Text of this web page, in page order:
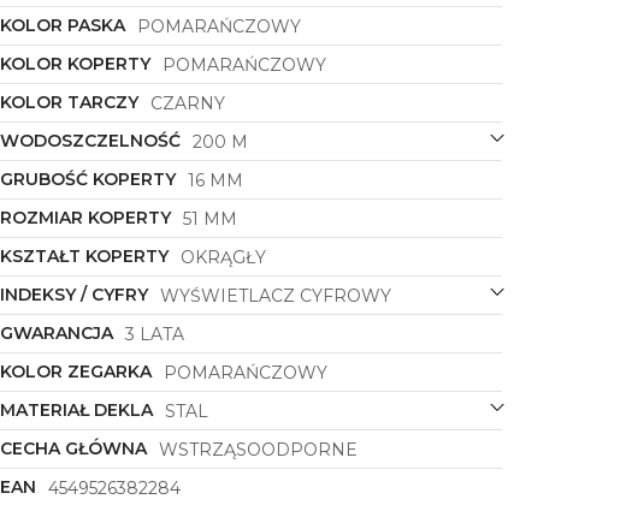
KOLOR PASKA
POMARAŃCZOWY
KOLOR KOPERTY
POMARAŃCZOWY
KOLOR TARCZY
CZARNY
WODOSZCZELNOŚĆ 200 M
GRUBOŚĆ KOPERTY 16 MM
ROZMIAR KOPERTY 51 MM
KSZTAŁT KOPERTY
OKRĄGŁY
INDEKSY / CYFRY WYŚWIETLACZ CYFROWY
GWARANCJA 3 LATA
KOLOR ZEGARKA
POMARAŃCZOWY
MATERIAŁ DEKLA STAL
CECHA GŁÓWNA WSTRZĄSOODPORNE
EAN
4549526382284